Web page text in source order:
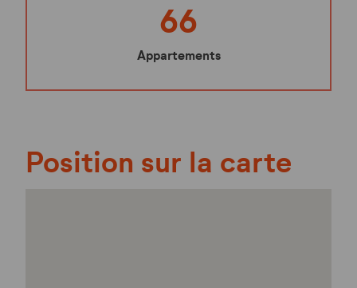
66
Appartements
Position sur la carte